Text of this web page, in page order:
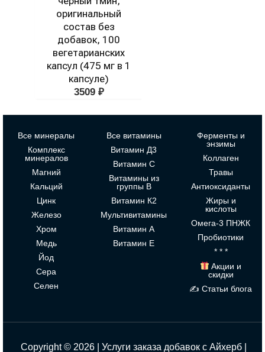
оригинальный
состав без
добавок, 100
вегетарианских
капсул (475 мг в 1
капсуле)
3509 ₽
Все минералы
Комплекс
минералов
Магний
Кальций
Цинк
Железо
Хром
Медь
Йод
Сера
Селен
Все витамины
Витамин Д3
Витамин С
Витамины из
группы В
Витамин К2
Мультивитамины
Витамин А
Витамин Е
Ферменты и
энзимы
Коллаген
Травы
Антиоксиданты
Жиры и
кислоты
Омега-3 ПНЖК
Пробиотики
* * *
Акции и
скидки
✍ Статьи блога
Copyright © 2026 | Услуги заказа добавок с Айхерб |